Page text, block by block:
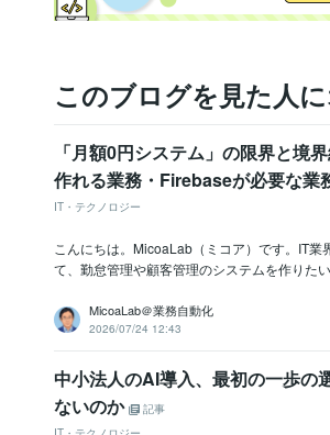
このブログを見た人
「月額0円システム」の限界と境
作れる業務・Firebaseが必要な業
IT・テクノロジー
こんにちは。MicoaLab（ミコア）です。IT
て、勤怠管理や顧客管理のシステムを作りた
MicoaLab＠業務自動化
2026/07/24 12:43
中小法人のAI導入、最初の一歩の
ないのか
記事